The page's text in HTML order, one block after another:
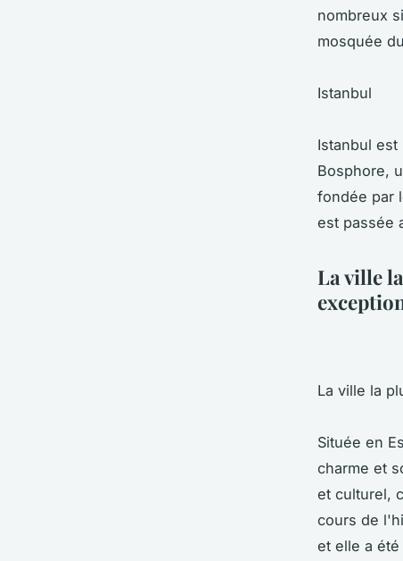
nombreux
mosquée
Istanbul
Istanbul
Bosphore,
fondée par
est passée
La ville
La ville la
Située en
charme et
et culturel,
cours de
et elle a